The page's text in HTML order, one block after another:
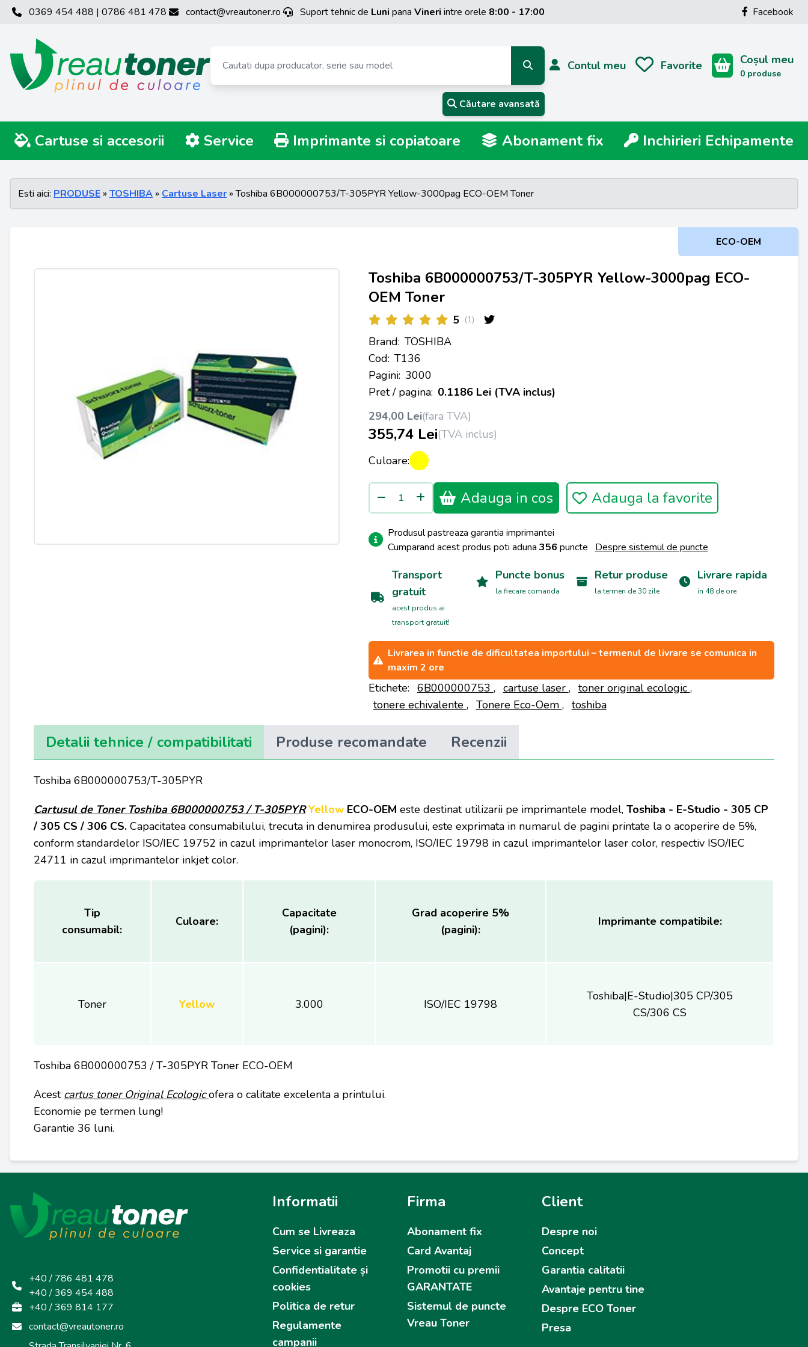
0369 454 488 | 0786 481 478 contact@vreautoner.ro Suport tehnic de Luni pana Vineri intre orele 8:00 - 17:00 Facebook
Căutare avansată
Contul meu Favorite Coșul meu
0 produse
Cartuse si accesorii Service Imprimante si copiatoare Abonament fix Inchirieri Echipamente
Esti aici: PRODUSE » TOSHIBA » Cartuse Laser » Toshiba 6B000000753/T-305PYR Yellow-3000pag ECO-OEM Toner
ECO-OEM
Toshiba 6B000000753/T-305PYR Yellow-3000pag ECO-
OEM Toner
5 (1)
Brand: TOSHIBA
Cod: T136
Pagini: 3000
Pret / pagina: 0.1186 Lei (TVA inclus)
294,00 Lei(fara TVA)
355,74 Lei(TVA inclus)
Culoare:
Adauga in cos Adauga la favorite
Produsul pastreaza garantia imprimantei
Cumparand acest produs poti aduna 356 puncte Despre sistemul de puncte
Transport
gratuit
acest produs ai
transport gratuit!
Puncte bonus
la fiecare comanda
Retur produse
la termen de 30 zile
Livrare rapida
in 48 de ore
Livrarea in functie de dificultatea importului – termenul de livrare se comunica in
maxim 2 ore
Etichete: 6B000000753 , cartuse laser , toner original ecologic ,
tonere echivalente , Tonere Eco-Oem , toshiba
Detalii tehnice / compatibilitati Produse recomandate Recenzii
Toshiba 6B000000753/T-305PYR
Cartusul de Toner Toshiba 6B000000753 / T-305PYR Yellow ECO-OEM este destinat utilizarii pe imprimantele model, Toshiba - E-Studio - 305 CP
/ 305 CS / 306 CS. Capacitatea consumabilului, trecuta in denumirea produsului, este exprimata in numarul de pagini printate la o acoperire de 5%,
conform standardelor ISO/IEC 19752 in cazul imprimantelor laser monocrom, ISO/IEC 19798 in cazul imprimantelor laser color, respectiv ISO/IEC
24711 in cazul imprimantelor inkjet color.
Tip
consumabil:
Culoare:
Capacitate
(pagini):
Grad acoperire 5%
(pagini):
Imprimante compatibile:
Toner Yellow 3.000 ISO/IEC 19798
Toshiba|E-Studio|305 CP/305
CS/306 CS
Toshiba 6B000000753 / T-305PYR Toner ECO-OEM
Acest cartus toner Original Ecologicofera o calitate excelenta a printului.
Economie pe termen lung!
Garantie 36 luni.
+40 / 786 481 478
+40 / 369 454 488
+40 / 369 814 177
contact@vreautoner.ro
Informatii
Cum se Livreaza
Service si garantie
Confidentialitate și
cookies
Politica de retur
Regulamente
campanii
Firma
Abonament fix
Card Avantaj
Promotii cu premii
GARANTATE
Sistemul de puncte
Vreau Toner
Client
Despre noi
Concept
Garantia calitatii
Avantaje pentru tine
Despre ECO Toner
Presa